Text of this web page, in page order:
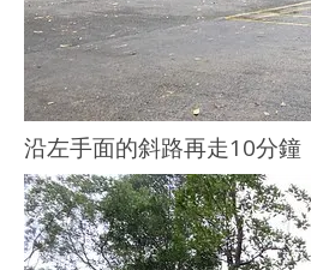
沿左手面的斜路再走10分鐘